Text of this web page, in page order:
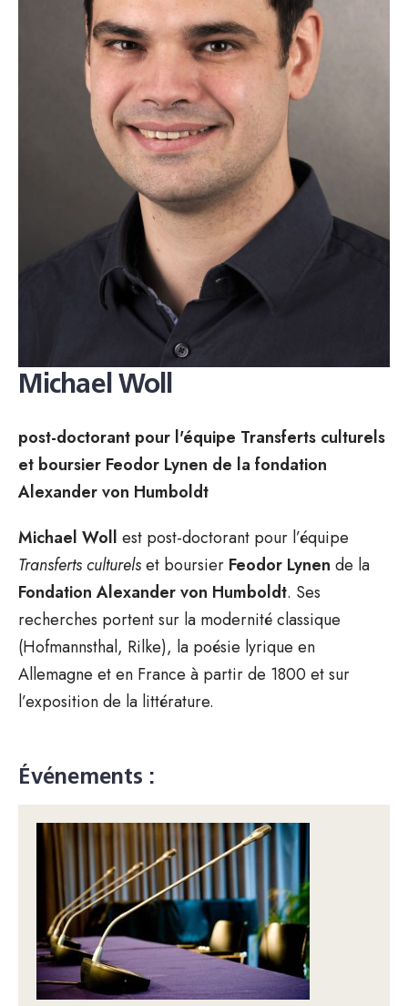
Michael Woll
post-doctorant pour l'équipe Transferts culturels
et boursier Feodor Lynen de la fondation
Alexander von Humboldt
Michael Woll est post-doctorant pour l’équipe
Transferts culturelset boursier Feodor Lynen de la
Fondation Alexander von Humboldt. Ses
recherches portent sur la modernité classique
(Hofmannsthal, Rilke), la poésie lyrique en
Allemagne et en France à partir de 1800 et sur
l’exposition de la littérature.
Événements :